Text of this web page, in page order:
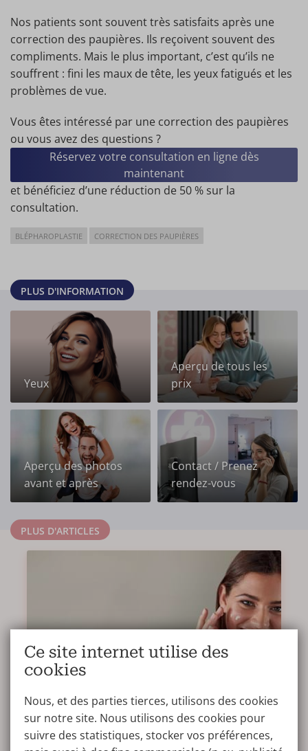
Nos patients sont souvent très satisfaits après une
correction des paupières. Ils reçoivent souvent des
compliments. Mais le plus important, c’est qu’ils ne
souffrent : fini les maux de tête, les yeux fatigués et les
problèmes de vue.
Vous êtes intéressé par une correction des paupières
ou vous avez des questions ?
Réservez votre consultation en ligne dès
maintenant
et bénéficiez d’une réduction de 50 % sur la
consultation.
BLÉPHAROPLASTIE CORRECTION DES PAUPIÈRES
PLUS D'INFORMATION
Yeux
Aperçu de tous les
prix
Aperçu des photos
avant et après
Contact / Prenez
rendez-vous
PLUS D'ARTICLES
Réduire les rides de la marionnette ?
Voici les options
Ce site internet utilise des
cookies
Nous, et des parties tierces, utilisons des cookies
sur notre site. Nous utilisons des cookies pour
suivre des statistiques, stocker vos préférences,